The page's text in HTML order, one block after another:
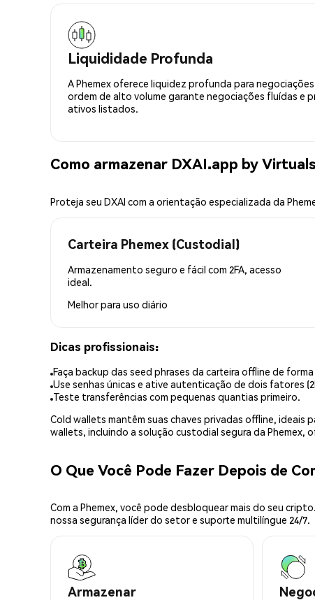
Liquididade Profunda
A Phemex oferece liquidez profunda para
ordem de alto volume garante negociações fluídas e
ativos listados.
Como armazenar DXAI.app by
Proteja seu DXAI com a orientação especializada da
Carteira Phemex (Custodial)
Armazenamento seguro e fácil com 2FA, acesso
ideal.
Melhor para uso diário
Dicas profissionais:
Faça backup das seed phrases da carteira offline de
Use senhas únicas e ative autenticação de dois fatores
Teste transferências com pequenas quantias primeiro.
Cold wallets mantêm suas chaves privadas offline, ideais
wallets, incluindo a solução custodial segura da Phemex,
O Que Você Pode Fazer Depois de
Com a Phemex, você pode desbloquear mais do seu
nossa segurança líder do setor e suporte multilíngue 24/7.
Armazenar